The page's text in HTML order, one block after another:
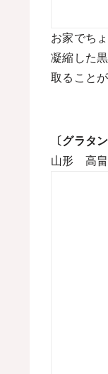
お家でち
凝縮した
取ること
〔グラタ
山形 高